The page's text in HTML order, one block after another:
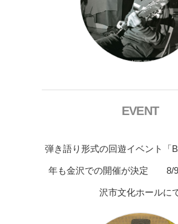
EVENT
弾き語り形式の回遊イベント「
年も金沢での開催が決定 8/
沢市文化ホールに